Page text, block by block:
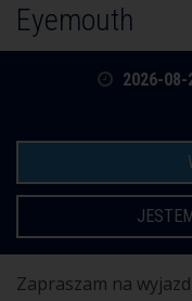
Eyemouth
2026-08-
Zapraszam na